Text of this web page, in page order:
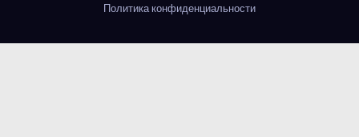
Политика конфиденциальности